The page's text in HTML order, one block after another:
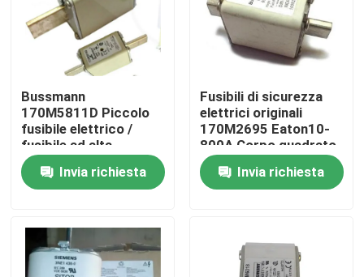
Prodotti
Bussmann
170M5811D Piccolo
fusibile elettrico /
fusibile ad alta
velocità Cooper
1000AInvia richiesta
Fusibili di sicurezza
elettrici originali
170M2695 Eaton10-
800A Corpo quadrato
DIN 43
Invia richiesta